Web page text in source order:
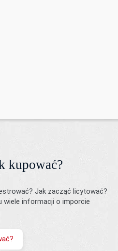
kupować?
Jak zacząć licytować?
wiele informacji o imporcie